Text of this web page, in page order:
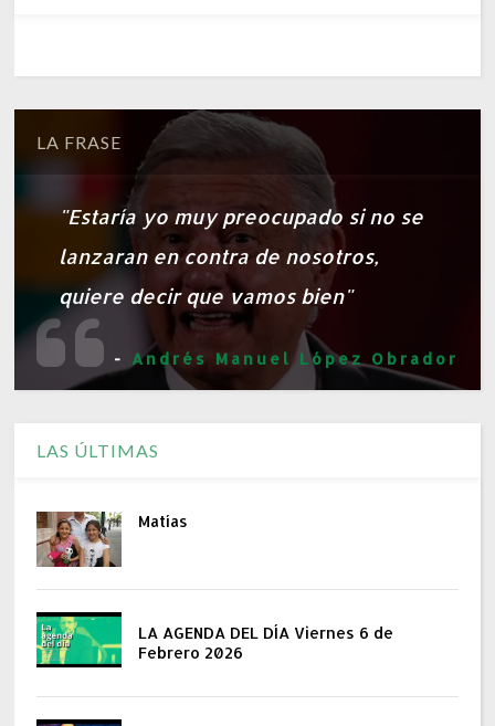
LA FRASE
"Estaría yo muy preocupado si no se
lanzaran en contra de nosotros,
quiere decir que vamos bien"
- Andrés Manuel López Obrador
LAS ÚLTIMAS
Matías
LA AGENDA DEL DÍA Viernes 6 de
Febrero 2026